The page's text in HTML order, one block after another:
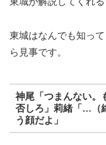
東城はなんでも知っ
ら見事です。
神尾「つまんない。
否しろ」莉緒「…（
う顔だよ」